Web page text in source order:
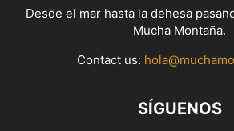
Desde el mar hasta la dehesa
Mucha Montaña.
Contact us:
SÍGUENOS